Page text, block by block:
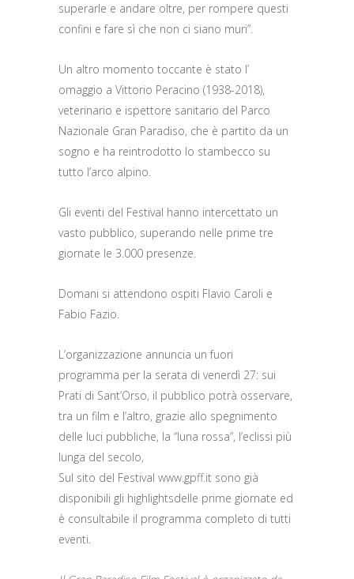
superarle e andare oltre, per rompere questi
confini e fare sì che non ci siano muri”.
Un altro momento toccante è stato l’
omaggio a Vittorio Peracino (1938-2018),
veterinario e ispettore sanitario del Parco
Nazionale Gran Paradiso, che è partito da un
sogno e ha reintrodotto lo stambecco su
tutto l’arco alpino.
Gli eventi del Festival hanno intercettato un
vasto pubblico, superando nelle prime tre
giornate le 3.000 presenze.
Domani si attendono ospiti Flavio Caroli e
Fabio Fazio.
L’organizzazione annuncia un fuori
programma per la serata di venerdì 27: sui
Prati di Sant’Orso, il pubblico potrà osservare,
tra un film e l’altro, grazie allo spegnimento
delle luci pubbliche, la “luna rossa”, l’eclissi più
lunga del secolo,
Sul sito del Festival www.gpff.it sono già
disponibili gli highlightsdelle prime giornate ed
è consultabile il programma completo di tutti
eventi.